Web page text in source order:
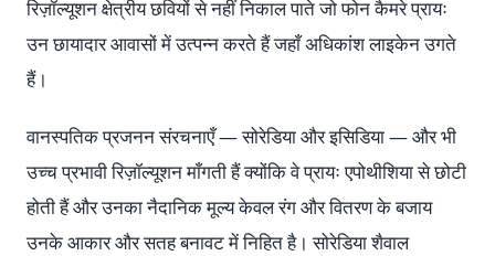
रिज़ॉल्यूशन क्षेत्रीय छवियों से नहीं निकाल पाते जो फोन कैमरे प्रायः
उन छायादार आवासों में उत्पन्न करते हैं जहाँ अधिकांश लाइकेन उगते
हैं।
वानस्पतिक प्रजनन संरचनाएँ — सोरेडिया और इसिडिया — और भी
उच्च प्रभावी रिज़ॉल्यूशन माँगती हैं क्योंकि वे प्रायः एपोथीशिया से छोटी
होती हैं और उनका नैदानिक मूल्य केवल रंग और वितरण के बजाय
उनके आकार और सतह बनावट में निहित है। सोरेडिया शैवाल